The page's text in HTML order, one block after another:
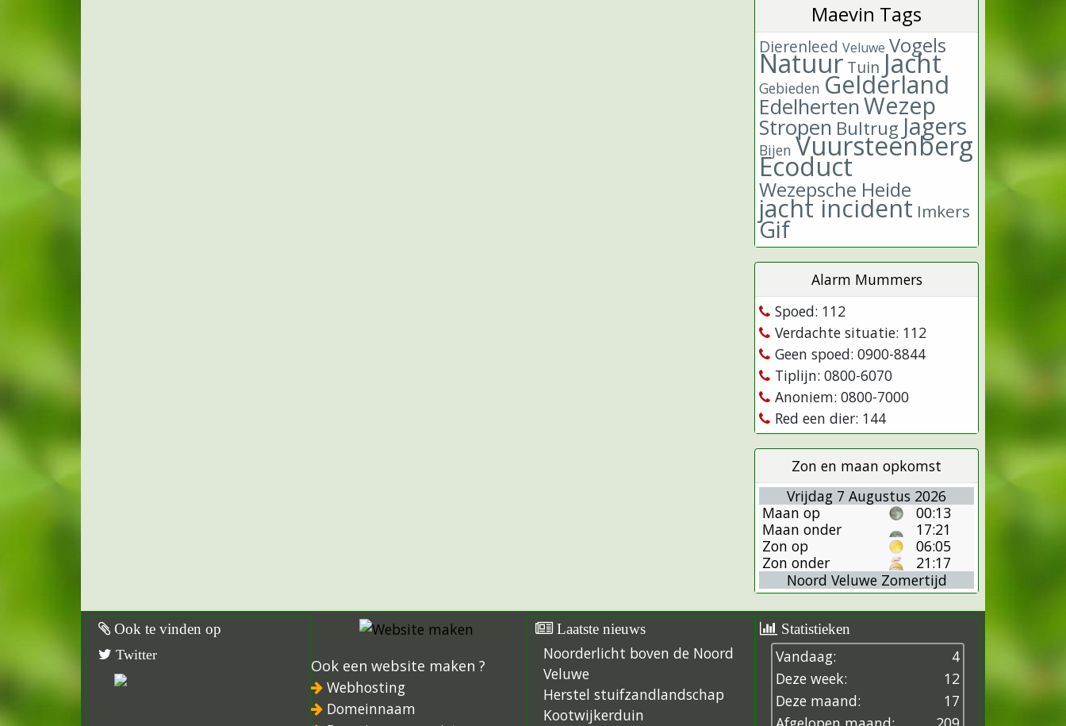
Maevin Tags
Dierenleed Veluwe Vogels
Natuur Tuin Jacht
Gebieden Gelderland
EdelhertenWezep
Stropen Bultrug Jagers
Bijen Vuursteenberg
Ecoduct
Wezepsche Heide
jacht incident Imkers
Gif
Alarm Mummers
Spoed: 112
Verdachte situatie: 112
Geen spoed: 0900-8844
Tiplijn: 0800-6070
Anoniem: 0800-7000
Red een dier: 144
Zon en maan opkomst
Vrijdag 7 Augustus 2026
Maan op
00:13
Maan onder
17:21
Zon op
06:05
Zon onder
21:17
Noord Veluwe Zomertijd
Ook te vinden op
Twitter
Ook een website maken ?
Webhosting
Domeinnaam
Laatste nieuws
Noorderlicht boven de Noord
Veluwe
Herstel stuifzandlandschap
Kootwijkerduin
Statistieken
Vandaag:
4
Deze week:
12
Deze maand:
17